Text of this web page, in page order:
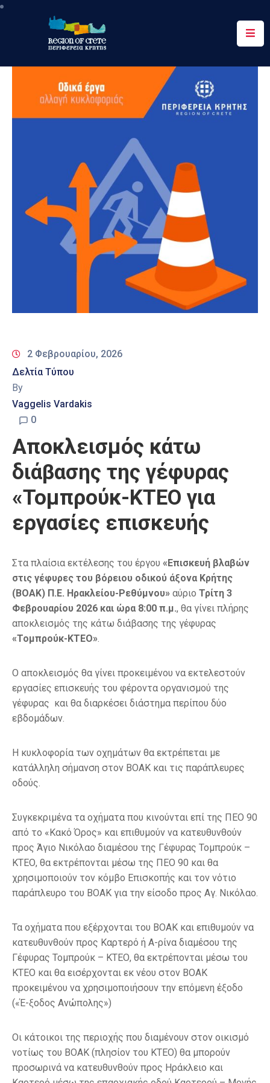
Περιφέρεια
Ενημέρωση
&
Επικοινωνία
2 Φεβρουαρίου, 2026
Δελτία Τύπου
By
Vaggelis Vardakis
0
Αποκλεισμός κάτω
διάβασης της γέφυρας
«Τομπρούκ-ΚΤΕΟ για
εργασίες επισκευής
Στα πλαίσια εκτέλεσης του έργου «Επισκευή βλαβών
στις γέφυρες του βόρειου οδικού άξονα Κρήτης
(ΒΟΑΚ) Π.Ε. Ηρακλείου-Ρεθύμνου» αύριο Τρίτη 3
Φεβρουαρίου 2026 και ώρα 8:00 π.μ., θα γίνει πλήρης
αποκλεισμός της κάτω διάβασης της γέφυρας
«Τομπρούκ-ΚΤΕΟ».
Ο αποκλεισμός θα γίνει προκειμένου να εκτελεστούν
εργασίες επισκευής του φέροντα οργανισμού της
γέφυρας και θα διαρκέσει διάστημα περίπου δύο
εβδομάδων.
Η κυκλοφορία των οχημάτων θα εκτρέπεται με
κατάλληλη σήμανση στον ΒΟΑΚ και τις παράπλευρες
οδούς.
Συγκεκριμένα τα οχήματα που κινούνται επί της ΠΕΟ 90
από το «Κακό Όρος» και επιθυμούν να κατευθυνθούν
προς Άγιο Νικόλαο διαμέσου της Γέφυρας Τομπρούκ –
ΚΤΕΟ, θα εκτρέπονται μέσω της ΠΕΟ 90 και θα
χρησιμοποιούν τον κόμβο Επισκοπής και τον νότιο
παράπλευρο του ΒΟΑΚ για την είσοδο προς Αγ. Νικόλαο.
Τα οχήματα που εξέρχονται του ΒΟΑΚ και επιθυμούν να
κατευθυνθούν προς Καρτερό ή Α-ρίνα διαμέσου της
Γέφυρας Τομπρούκ – ΚΤΕΟ, θα εκτρέπονται μέσω του
ΚΤΕΟ και θα εισέρχονται εκ νέου στον ΒΟΑΚ
προκειμένου να χρησιμοποιήσουν την επόμενη έξοδο
(«Έ-ξοδος Ανώπολης»)
Οι κάτοικοι της περιοχής που διαμένουν στον οικισμό
νοτίως του ΒΟΑΚ (πλησίον του ΚΤΕΟ) θα μπορούν
προσωρινά να κατευθυνθούν προς Ηράκλειο και